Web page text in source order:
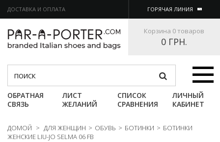
ДОСТАВКА И ОПЛАТА ГОРЯЧАЯ ЛИНИЯ
Корзина 0 товаров
0 ГРН.
Категории
ОБРАТНАЯ
СВЯЗЬ
ЛИСТ
ЖЕЛАНИЙ
СПИСОК
СРАВНЕНИЯ
ЛИЧНЫЙ
КАБИНЕТ
ДОМОЙ > ДЛЯ ЖЕНЩИН > ОБУВЬ > БОТИНКИ > БОТИНКИ
ЖЕНСКИЕ LIU-JO SELMA 06 FB